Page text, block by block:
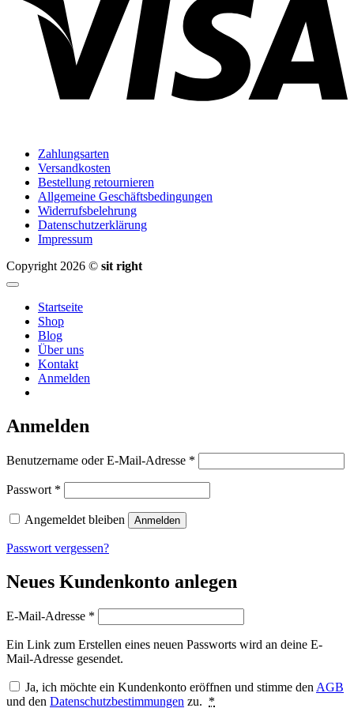
Zahlungsarten
Versandkosten
Bestellung retournieren
Allgemeine Geschäftsbedingungen
Widerrufsbelehrung
Datenschutzerklärung
Impressum
Copyright 2026 © sit right
Startseite
Shop
Blog
Über uns
Kontakt
Anmelden
Anmelden
Benutzername oder E-Mail-Adresse *
Passwort *
Angemeldet bleiben Anmelden
Passwort vergessen?
Neues Kundenkonto anlegen
E-Mail-Adresse *
Ein Link zum Erstellen eines neuen Passworts wird an deine E-
Mail-Adresse gesendet.
Ja, ich möchte ein Kundenkonto eröffnen und stimme den AGB
und den Datenschutzbestimmungen zu. *